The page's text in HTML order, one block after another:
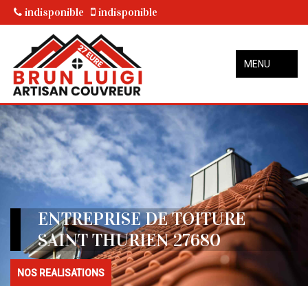
indisponible indisponible
MENU
ENTREPRISE DE TOITURE
SAINT THURIEN 27680
NOS REALISATIONS